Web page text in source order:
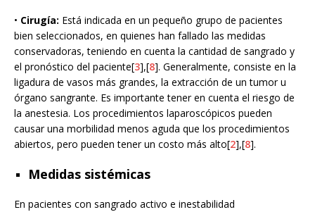
• Cirugía: Está indicada en un pequeño grupo de pacientes
bien seleccionados, en quienes han fallado las medidas
conservadoras, teniendo en cuenta la cantidad de sangrado y
el pronóstico del paciente[3],[8]. Generalmente, consiste en la
ligadura de vasos más grandes, la extracción de un tumor u
órgano sangrante. Es importante tener en cuenta el riesgo de
la anestesia. Los procedimientos laparoscópicos pueden
causar una morbilidad menos aguda que los procedimientos
abiertos, pero pueden tener un costo más alto[2],[8].
Medidas sistémicas
En pacientes con sangrado activo e inestabilidad